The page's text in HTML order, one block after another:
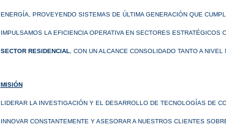
ENERGÍA, PROVEYENDO SISTEMAS DE ÚLTIMA GENERACIÓN QUE
IMPULSAMOS LA EFICIENCIA OPERATIVA EN SECTORES ESTRATÉGICOS
SECTOR RESIDENCIAL , CON UN ALCANCE CONSOLIDADO TANTO A
MISIÓN
LIDERAR LA INVESTIGACIÓN Y EL DESARROLLO DE TECNOLOGÍAS DE
INNOVAR CONSTANTEMENTE Y ASESORAR A NUESTROS CLIENTES